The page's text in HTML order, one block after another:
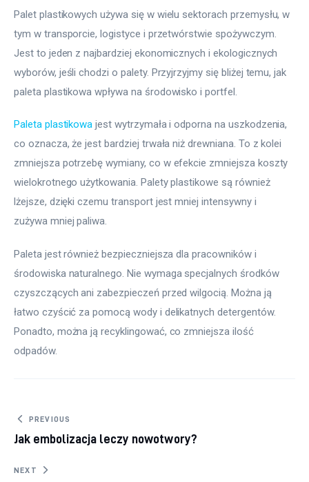
Palet plastikowych używa się w wielu sektorach przemysłu, w
tym w transporcie, logistyce i przetwórstwie spożywczym.
Jest to jeden z najbardziej ekonomicznych i ekologicznych
wyborów, jeśli chodzi o palety. Przyjrzyjmy się bliżej temu, jak
paleta plastikowa wpływa na środowisko i portfel.
Paleta plastikowa jest wytrzymała i odporna na uszkodzenia,
co oznacza, że jest bardziej trwała niż drewniana. To z kolei
zmniejsza potrzebę wymiany, co w efekcie zmniejsza koszty
wielokrotnego użytkowania. Palety plastikowe są również
lżejsze, dzięki czemu transport jest mniej intensywny i
zużywa mniej paliwa.
Paleta jest również bezpieczniejsza dla pracowników i
środowiska naturalnego. Nie wymaga specjalnych środków
czyszczących ani zabezpieczeń przed wilgocią. Można ją
łatwo czyścić za pomocą wody i delikatnych detergentów.
Ponadto, można ją recyklingować, co zmniejsza ilość
odpadów.
Nawigacja wpisu
PREVIOUS
Jak embolizacja leczy nowotwory?
NEXT